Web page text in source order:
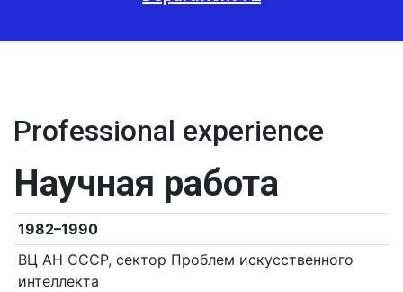
Professional experience
Научная работа
1982–1990
ВЦ АН СССР, сектор Проблем искусственного
интеллекта